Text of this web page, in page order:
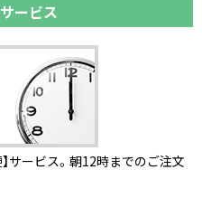
ービス
サービス。朝12時までのご注文